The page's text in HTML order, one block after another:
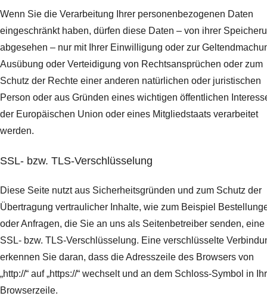
Wenn Sie die Verarbeitung Ihrer personenbezogenen Daten
eingeschränkt haben, dürfen diese Daten – von ihrer
abgesehen – nur mit Ihrer Einwilligung oder zur
Ausübung oder Verteidigung von Rechtsansprüchen oder zum
Schutz der Rechte einer anderen natürlichen oder juristischen
Person oder aus Gründen eines wichtigen öffentlichen
der Europäischen Union oder eines Mitgliedstaats verarbeitet
werden.
SSL- bzw. TLS-Verschlüsselung
Diese Seite nutzt aus Sicherheitsgründen und zum Schutz der
Übertragung vertraulicher Inhalte, wie zum Beispiel
oder Anfragen, die Sie an uns als Seitenbetreiber senden, eine
SSL- bzw. TLS-Verschlüsselung. Eine verschlüsselte
erkennen Sie daran, dass die Adresszeile des Browsers von
„http://“ auf „https://“ wechselt und an dem Schloss-Symbol in
Browserzeile.